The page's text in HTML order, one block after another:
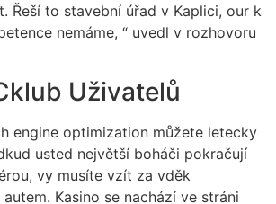
Řeší to stavební úřad v Kaplici, our k
nemáme, “ uvedl v rozhovoru
Uživatelů
engine optimization můžete letecky
usted největší boháči pokračují
vy musíte vzít za vděk
Kasino se nachází ve stráni